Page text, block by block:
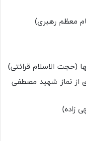
معظم رهبری)
(حجت الاسلام قرائتی)
از نماز شهید مصطفی
زاده)